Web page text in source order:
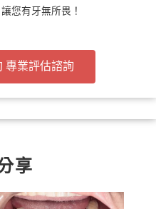
您有牙無所畏！
專業評估諮詢
享